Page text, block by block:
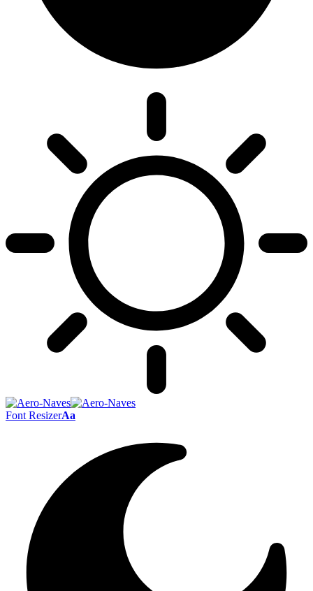
Font ResizerAa